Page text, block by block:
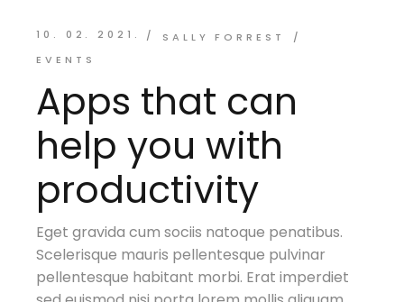
10. 02. 2021.
SALLY FORREST
EVENTS
Apps that can
help you with
productivity
Eget gravida cum sociis natoque penatibus.
Scelerisque mauris pellentesque pulvinar
pellentesque habitant morbi. Erat imperdiet